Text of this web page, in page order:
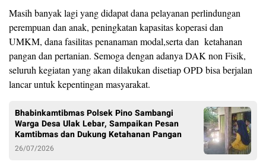
Masih banyak lagi yang didapat dana pelayanan perlindungan
perempuan dan anak, peningkatan kapasitas koperasi dan
UMKM, dana fasilitas penanaman modal,serta dan ketahanan
pangan dan pertanian. Semoga dengan adanya DAK non Fisik,
seluruh kegiatan yang akan dilakukan disetiap OPD bisa berjalan
lancar untuk kepentingan masyarakat.
Bhabinkamtibmas Polsek Pino Sambangi
Warga Desa Ulak Lebar, Sampaikan Pesan
Kamtibmas dan Dukung Ketahanan Pangan
26/07/2026